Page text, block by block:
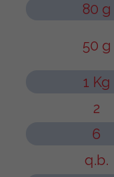
80 g
50 g
1 Kg
2
6
q.b.